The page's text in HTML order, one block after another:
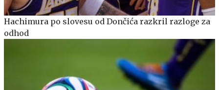
Hachimura po slovesu od Dončića razkril razloge za
odhod